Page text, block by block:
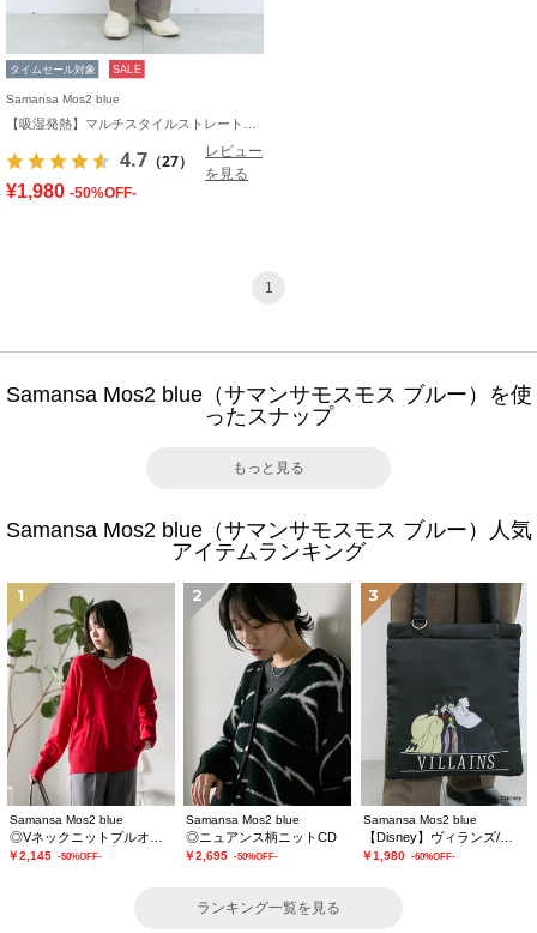
タイムセール対象 SALE
Samansa Mos2 blue
4.7 （27）
レビュー
を見る
¥1,980 -50%OFF-
1
Samansa Mos2 blue（サマンサモスモス ブルー）を使
ったスナップ
もっと見る
Samansa Mos2 blue（サマンサモスモス ブルー）人気
アイテムランキング
1
Samansa Mos2 blue
￥2,145 -50%OFF-
2
Samansa Mos2 blue
◎ニュアンス柄ニットCD
￥2,695 -50%OFF-
3
Samansa Mos2 blue
【Disney】ヴィランズ/トートバッグ
￥1,980 -60%OFF-
ランキング一覧を見る